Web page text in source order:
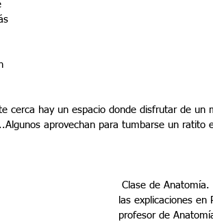
cerca hay un espacio donde disfrutar de un
aprovechan para tumbarse un ratito
las explicaciones en
profesor de